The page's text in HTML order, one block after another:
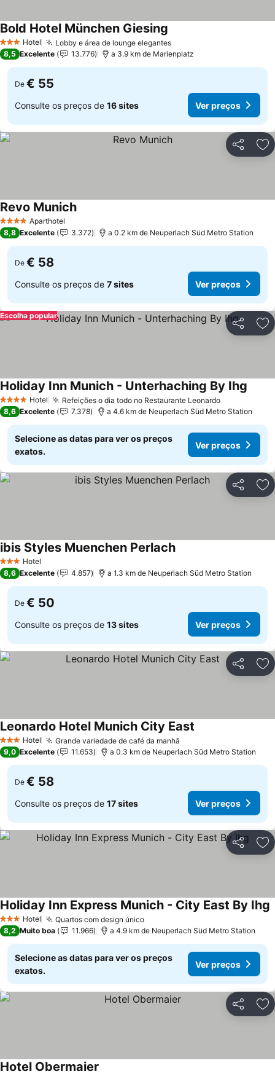
3 EstrelasHotel Lobby e área de lounge elegantesVer preços
Bold Hotel München Giesing
8,5 Excelente 13.776 a 3.9 km de Marienplatz
De € 55
Consulte os preços de 16 sites Ver preços
Partilhar
4 EstrelasAparthotel
Revo MunichVer preços
8,8 Excelente 3.372 a 0.2 km de Neuperlach Süd Metro Station
De € 58
Consulte os preços de 7 sites Ver preços
Partilhar
Escolha popular
4 EstrelasHotel Refeições o dia todo no Restaurante LeonardoVer preços
Holiday Inn Munich - Unterhaching By Ihg
8,6 Excelente 7.378 a 4.6 km de Neuperlach Süd Metro Station
Selecione as datas para ver os preços
exatos.
Ver preços
Partilhar
3 EstrelasHotel
ibis Styles Muenchen PerlachVer preços
8,6 Excelente 4.857 a 1.3 km de Neuperlach Süd Metro Station
De € 50
Consulte os preços de 13 sites Ver preços
Partilhar
3 EstrelasHotel Grande variedade de café da manhã
Leonardo Hotel Munich City East
9,0 Excelente 11.653 a 0.3 km de Neuperlach Süd Metro Station
De € 58
Consulte os preços de 17 sites Ver preços
Partilhar
3 EstrelasHotel Quartos com design únicoVer preços
Holiday Inn Express Munich - City East By Ihg
8,2 Muito boa 11.966 a 4.9 km de Neuperlach Süd Metro Station
Selecione as datas para ver os preços
exatos.
Ver preços
Partilhar
Hotel Obermaier